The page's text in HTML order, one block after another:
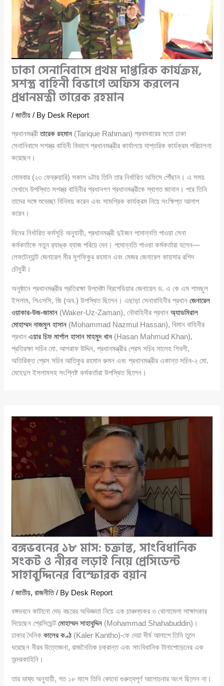
ঢাকা সেনানিবাসে প্রথম দাপ্তরিক কার্যক্রম,
সশস্ত্র বাহিনী বিভাগে অফিস করলেন
প্রধানমন্ত্রী তারেক রহমান
/জাতীয় / By Desk Report
প্রধানমন্ত্রীতারেক রহমান (Tarique Rahman) প্রথমবারের মতো ঢাকা
সেনানিবাসে সশস্ত্র বাহিনী বিভাগে প্রধানমন্ত্রীর কার্যালয়ে দাপ্তরিক কার্যক্রম পরিচালনা
করেছেন।
সোমবার (২৩ ফেব্রুয়ারি) সকাল ৯টায় তিনি তার নির্ধারিত অফিসে পৌঁছান। এ সময়
সেখানে উপস্থিত সশস্ত্র বাহিনীর প্রধানগণ প্রধানমন্ত্রীকে স্বাগত জানান। পরে তিনি
তাদের সঙ্গে শুভেচ্ছা বিনিময় করেন এবং সামগ্রিক কার্যক্রম নিয়ে সংক্ষিপ্ত আলাপ
করেন।
দিনের নির্ধারিত কর্মসূচি অনুযায়ী, প্রধানমন্ত্রী দুইজন পদোন্নতি পাওয়া সেনা
কর্মকর্তাকে নতুন র‌্যাঙ্ক ব্যাজ পরিয়ে দেন। পদোন্নতি পাওয়া কর্মকর্তারা হলেন—
লেফটেন্যান্ট জেনারেল মীর মুশফিকুর রহমান এবং মেজর জেনারেল কায়সার রশিদ
চৌধুরী।
অনুষ্ঠানে প্রধানমন্ত্রীর প্রতিরক্ষা উপদেষ্টা ব্রিগেডিয়ার জেনারেল ড. এ কে এম শামছুল
ইসলাম, পিএসসি, জি (অব.) উপস্থিত ছিলেন। এছাড়া সেনাবাহিনীর প্রধানজেনারেল
ওয়াকার-উজ-জামান (Waker-Uz-Zaman), নৌবাহিনীর প্রধানঅ্যাডমিরাল
মোহাম্মদ নাজমুল হাসান (Mohammad Nazmul Hassan), বিমান বাহিনীর
প্রধানএয়ার চিফ মার্শাল হাসান মাহমুদ খান (Hasan Mahmud Khan),
প্রতিরক্ষা সচিব মো. আশরাফ উদ্দিন, প্রধানমন্ত্রীর প্রেস সচিব সালেহ শিবলী,
অতিরিক্ত প্রেস সচিব আতিকুর রহমান রুমন এবং প্রধানমন্ত্রীর একান্ত সচিব-২ মো.
মেহেদুল ইসলামসহ সংশ্লিষ্ট কর্মকর্তারা উপস্থিত ছিলেন।
বঙ্গভবনের ১৮ মাস: চক্রান্ত, সাংবিধানিক
সংকট ও নীরব লড়াই নিয়ে প্রেসিডেন্ট
সাহাবুদ্দিনের বিস্ফোরক বয়ান
/জাতীয়,রাজনীতি/ By Desk Report
বঙ্গভবনে কাটানো দেড় বছরের অভিজ্ঞতা নিয়ে এক চাঞ্চল্যকর ও খোলামেলা সাক্ষাৎকার
দিয়েছেন প্রেসিডেন্টমোহাম্মদ সাহাবুদ্দিন (Mohammad Shahabuddin)।
ঢাকার দৈনিককালের কণ্ঠ (Kaler Kantho)-কে দেয়া দীর্ঘ আলাপে তিনি তুলে
ধরেছেন নীরব উত্তেজনা, রাজনৈতিক চক্রান্ত এবং সাংবিধানিক টানাপোড়েনের এক
অন্দরকাহিনি।
তার ভাষ্য অনুযায়ী, গত ১৮ মাসে তিনি কোনো গুরুত্বপূর্ণ আলোচনার অংশ ছিলেন না।